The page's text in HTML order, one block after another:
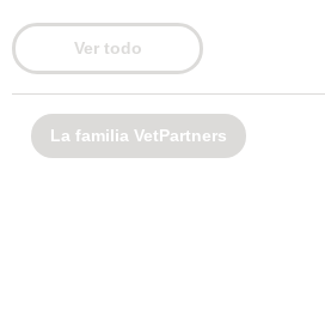
Ver todo
La familia VetPartners